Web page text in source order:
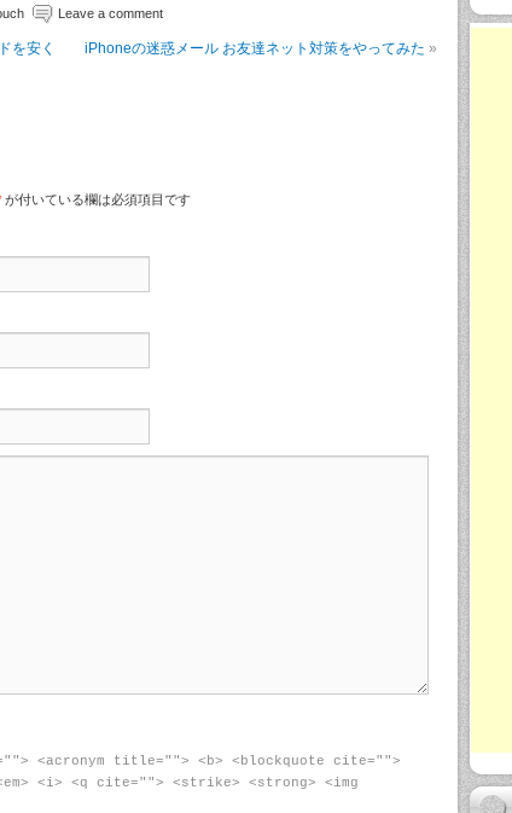
Leave a comment
を安く
iPhoneの迷惑メール お友達ネット対策をやってみた »
が付いている欄は必須項目です
<acronym title=""> <b> <blockquote cite="">
<i> <q cite=""> <strike> <strong> <img